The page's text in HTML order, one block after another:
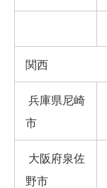
関西
兵庫県尼崎
市
大阪府泉佐
野市